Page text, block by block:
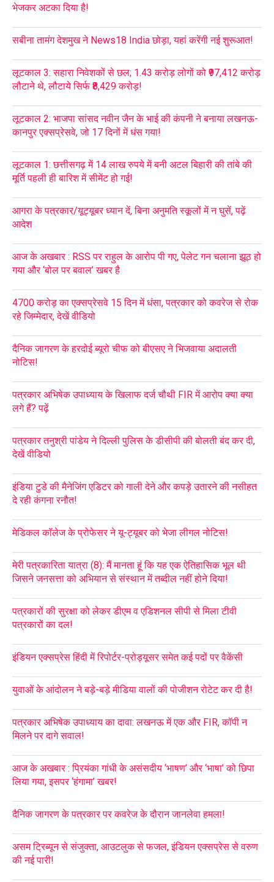
भेजकर अटका दिया है!
सबीना तामंग देशमुख ने News18 India छोड़ा, यहां करेंगी नई शुरूआत!
लूटकाल 3: सहारा निवेशकों से छल; 1.43 करोड़ लोगों को ₹97,412 करोड़
लौटाने थे, लौटाये सिर्फ ₹8,429 करोड़!
लूटकाल 2: भाजपा सांसद नवीन जैन के भाई की कंपनी ने बनाया लखनऊ-
कानपुर एक्सप्रेसवे, जो 17 दिनों में धंस गया!
लूटकाल 1: छत्तीसगढ़ में 14 लाख रुपये में बनी अटल बिहारी की तांबे की
मूर्ति पहली ही बारिश में सीमेंट हो गई!
आगरा के पत्रकार/यूट्यूबर ध्यान दें, बिना अनुमति स्कूलों में न घुसें, पढ़ें
आदेश
आज के अखबार : RSS पर राहुल के आरोप पी गए, पेलेट गन चलाना झूठ हो
गया और ‘बोल पर बवाल’ खबर है
4700 करोड़ का एक्सप्रेसवे 15 दिन में धंसा, पत्रकार को कवरेज से रोक
रहे जिम्मेदार, देखें वीडियो
दैनिक जागरण के हरदोई ब्यूरो चीफ को बीएसए ने भिजवाया अदालती
नोटिस!
पत्रकार अभिषेक उपाध्याय के खिलाफ दर्ज चौथी FIR में आरोप क्या क्या
लगे हैं? पढ़ें
पत्रकार तनुश्री पांडेय ने दिल्ली पुलिस के डीसीपी की बोलती बंद कर दी,
देखें वीडियो
इंडिया टुडे की मैनेजिंग एडिटर को गाली देने और कपड़े उतारने की नसीहत
दे रही कंगना रनौत!
मेडिकल कॉलेज के प्रोफेसर ने यू-ट्यूबर को भेजा लीगल नोटिस!
मेरी पत्रकारिता यात्रा (8): मैं मानता हूं कि यह एक ऐतिहासिक भूल थी
जिसने जनसत्ता को अभियान से संस्थान में तब्दील नहीं होने दिया!
पत्रकारों की सुरक्षा को लेकर डीएम व एडिशनल सीपी से मिला टीवी
पत्रकारों का दल!
इंडियन एक्सप्रेस हिंदी में रिपोर्टर-प्रोड्यूसर समेत कई पदों पर वैकेंसी
युवाओं के आंदोलन ने बड़े-बड़े मीडिया वालों की पोजीशन रोटेट कर दी है!
पत्रकार अभिषेक उपाध्याय का दावा: लखनऊ में एक और FIR, कॉपी न
मिलने पर दागे सवाल!
आज के अखबार : प्रियंका गांधी के असंसदीय ‘भाषण’ और ‘भाषा’ को छिपा
लिया गया, इसपर ‘हंगामा’ खबर!
दैनिक जागरण के पत्रकार पर कवरेज के दौरान जानलेवा हमला!
असम ट्रिब्यून से संजुक्ता, आउटलुक से फजल, इंडियन एक्सप्रेस से वरुण
की नई पारी!